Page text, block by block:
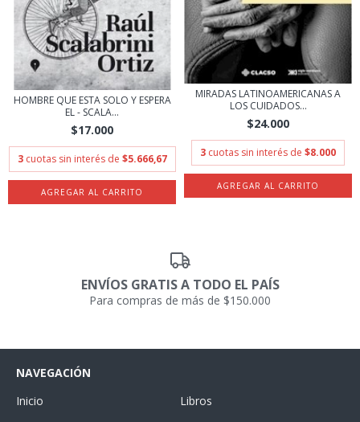
HOMBRE QUE ESTA SOLO Y ESPERA
EL - SCALA...
$17.000
3 cuotas sin interés de $5.666,67
MIRADAS LATINOAMERICANAS A
LOS CUIDADOS...
$24.000
3 cuotas sin interés de $8.000
ENVÍOS GRATIS A TODO EL PAÍS
Para compras de más de $150.000
NAVEGACIÓN
Inicio
Libros